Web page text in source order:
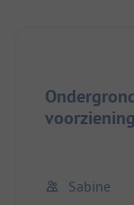
Sabine